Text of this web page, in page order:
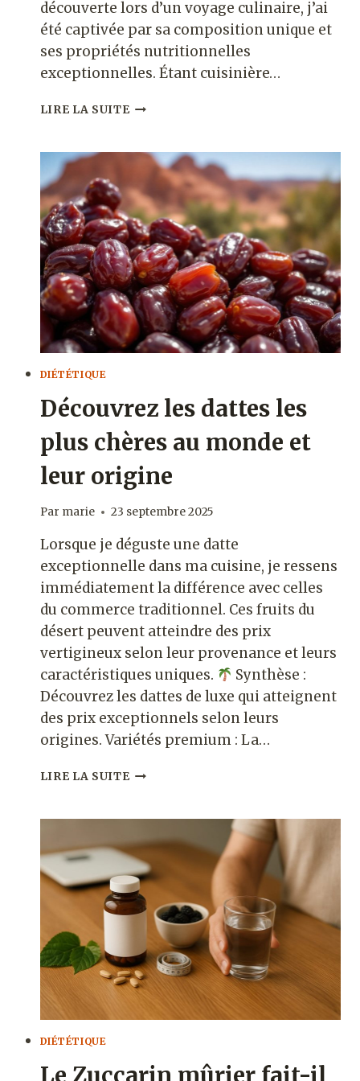
découverte lors d’un voyage culinaire, j’ai
été captivée par sa composition unique et
ses propriétés nutritionnelles
exceptionnelles. Étant cuisinière…
LIRE LA SUITEBIENFAITS
VEGEMITE
DÉCOUVREZ
CE
QUE
CETTE
PÂTE
SALÉE
APPORTE
À
L’ORGANISME
DIÉTÉTIQUE
Découvrez les dattes les
plus chères au monde et
leur origine
Par marie 23 septembre 2025
Lorsque je déguste une datte
exceptionnelle dans ma cuisine, je ressens
immédiatement la différence avec celles
du commerce traditionnel. Ces fruits du
désert peuvent atteindre des prix
vertigineux selon leur provenance et leurs
caractéristiques uniques.
Synthèse :
Découvrez les dattes de luxe qui atteignent
des prix exceptionnels selon leurs
origines. Variétés premium : La…
LIRE LA SUITEDÉCOUVREZ
LES
PLUS
CHÈRES
AU
MONDE
ET
LEUR
ORIGINE
DIÉTÉTIQUE